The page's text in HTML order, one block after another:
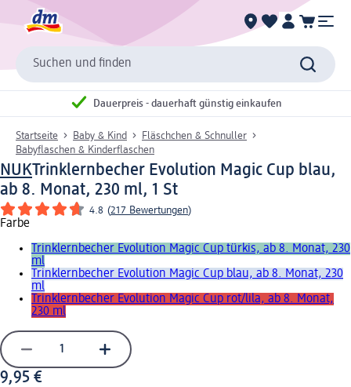
Suchen und finden
Dauerpreis - dauerhaft günstig einkaufen
Startseite Baby & Kind
Fläschchen & Schnuller
Babyflaschen & Kinderflaschen
NUKTrinklernbecher Evolution Magic Cup blau,
ab 8. Monat, 230 ml, 1 St
4.8 (217 Bewertungen)
Farbe
Trinklernbecher Evolution Magic Cup türkis, ab 8. Monat, 230
ml
Trinklernbecher Evolution Magic Cup blau, ab 8. Monat, 230
ml
Trinklernbecher Evolution Magic Cup rot/lila, ab 8. Monat,
230 ml
9,95 €